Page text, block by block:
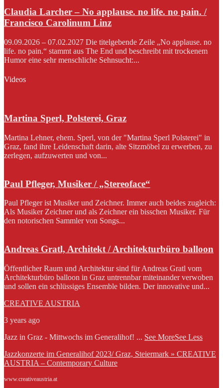
Claudia Larcher – No applause. no life. no pain. /
Francisco Carolinum Linz
09.09.2026 – 07.02.2027 Die titelgebende Zeile „No applause. no
life. no pain.“ stammt aus The End und beschreibt mit trockenem
Humor eine sehr menschliche Sehnsucht:...
Videos
Martina Sperl, Polsterei, Graz
Martina Lehner, ehem. Sperl, von der "Martina Sperl Polsterei" in
Graz, fand ihre Leidenschaft darin, alte Sitzmöbel zu erwerben, zu
zerlegen, aufzuwerten und von...
Paul Pfleger, Musiker / „Stereoface“
Paul Pfleger ist Musiker und Zeichner. Immer auch beides zugleich:
Als Musiker Zeichner und als Zeichner ein bisschen Musiker. Für
den notorischen Sammler von Songs...
Andreas Gratl, Architekt / Architekturbüro balloon
Öffentlicher Raum und Architektur sind für Andreas Gratl vom
Architekturbüro balloon in Graz untrennbar miteinander verwoben
und sollen ein schlüssiges Ensemble bilden. Der innovative und...
CREATIVE AUSTRIA
3 years ago
Jazz in Graz - Mittwochs im Generalihof! ... See MoreSee Less
Jazzkonzerte im Generalihof 2023/ Graz, Steiermark » CREATIVE
AUSTRIA – Contemporary Culture
www.creativeaustria.at